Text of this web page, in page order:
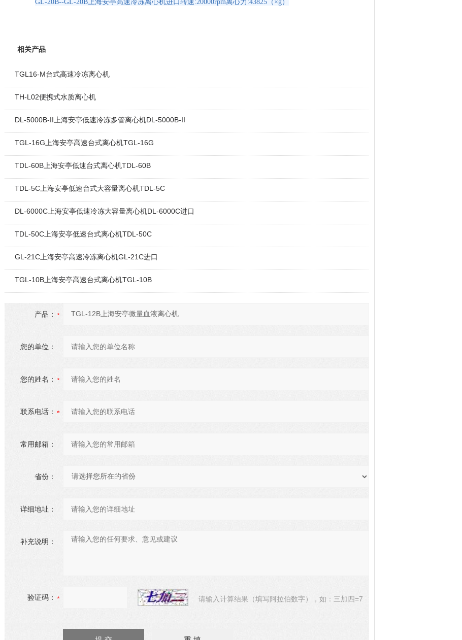
GL-20B--GL-20B上海安亭高速冷冻离心机进口转速:20000rpm离心力:43825（×g）
相关产品
TGL16-M台式高速冷冻离心机
TH-L02便携式水质离心机
DL-5000B-II上海安亭低速冷冻多管离心机DL-5000B-II
TGL-16G上海安亭高速台式离心机TGL-16G
TDL-60B上海安亭低速台式离心机TDL-60B
TDL-5C上海安亭低速台式大容量离心机TDL-5C
DL-6000C上海安亭低速冷冻大容量离心机DL-6000C进口
TDL-50C上海安亭低速台式离心机TDL-50C
GL-21C上海安亭高速冷冻离心机GL-21C进口
TGL-10B上海安亭高速台式离心机TGL-10B
产品：
您的单位：
您的姓名：
联系电话：
常用邮箱：
省份：
详细地址：
补充说明：
验证码： 请输入计算结果（填写阿拉伯数字），如：三加四=7